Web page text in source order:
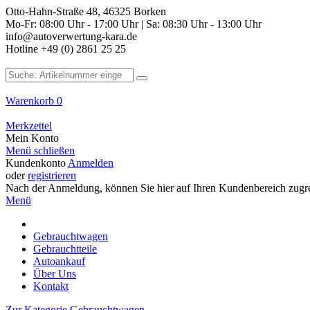
Otto-Hahn-Straße 48, 46325 Borken
Mo-Fr: 08:00 Uhr - 17:00 Uhr | Sa: 08:30 Uhr - 13:00 Uhr
info@autoverwertung-kara.de
Hotline +49 (0) 2861 25 25
Warenkorb 0
Merkzettel
Mein Konto
Menü schließen
Kundenkonto Anmelden
oderregistrieren
Nach der Anmeldung, können Sie hier auf Ihren Kundenbereich
Menü
Gebrauchtwagen
Gebrauchtteile
Autoankauf
Über Uns
Kontakt